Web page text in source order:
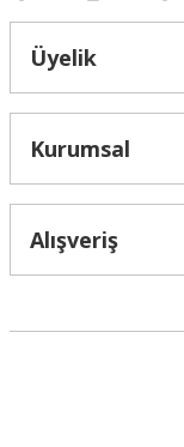
Üyelik
Kurumsal
Alışveriş